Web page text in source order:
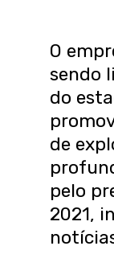
O
sendo
do
de
pelo
2021,